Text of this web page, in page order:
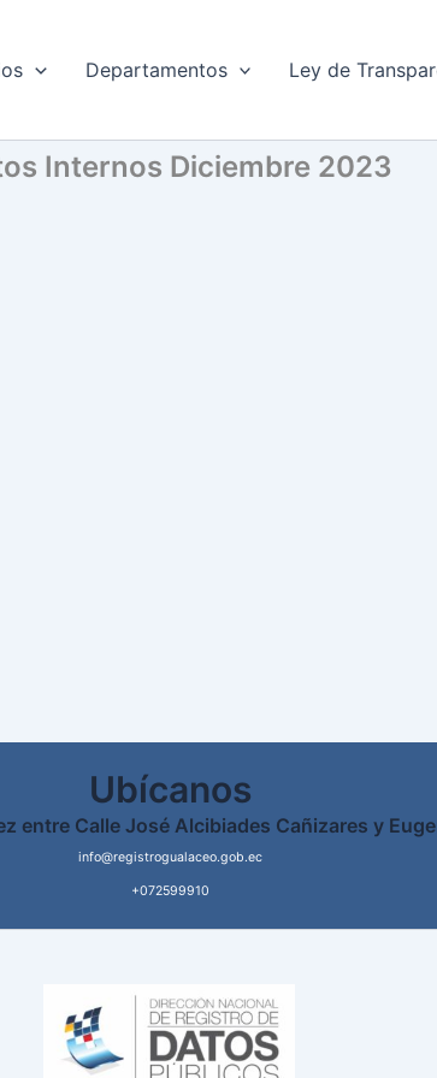
Departamentos Ley de
Internos Diciembre 2023
Ubícanos
entre Calle José Alcibiades Cañizares y
info@registrogualaceo.gob.ec
+072599910